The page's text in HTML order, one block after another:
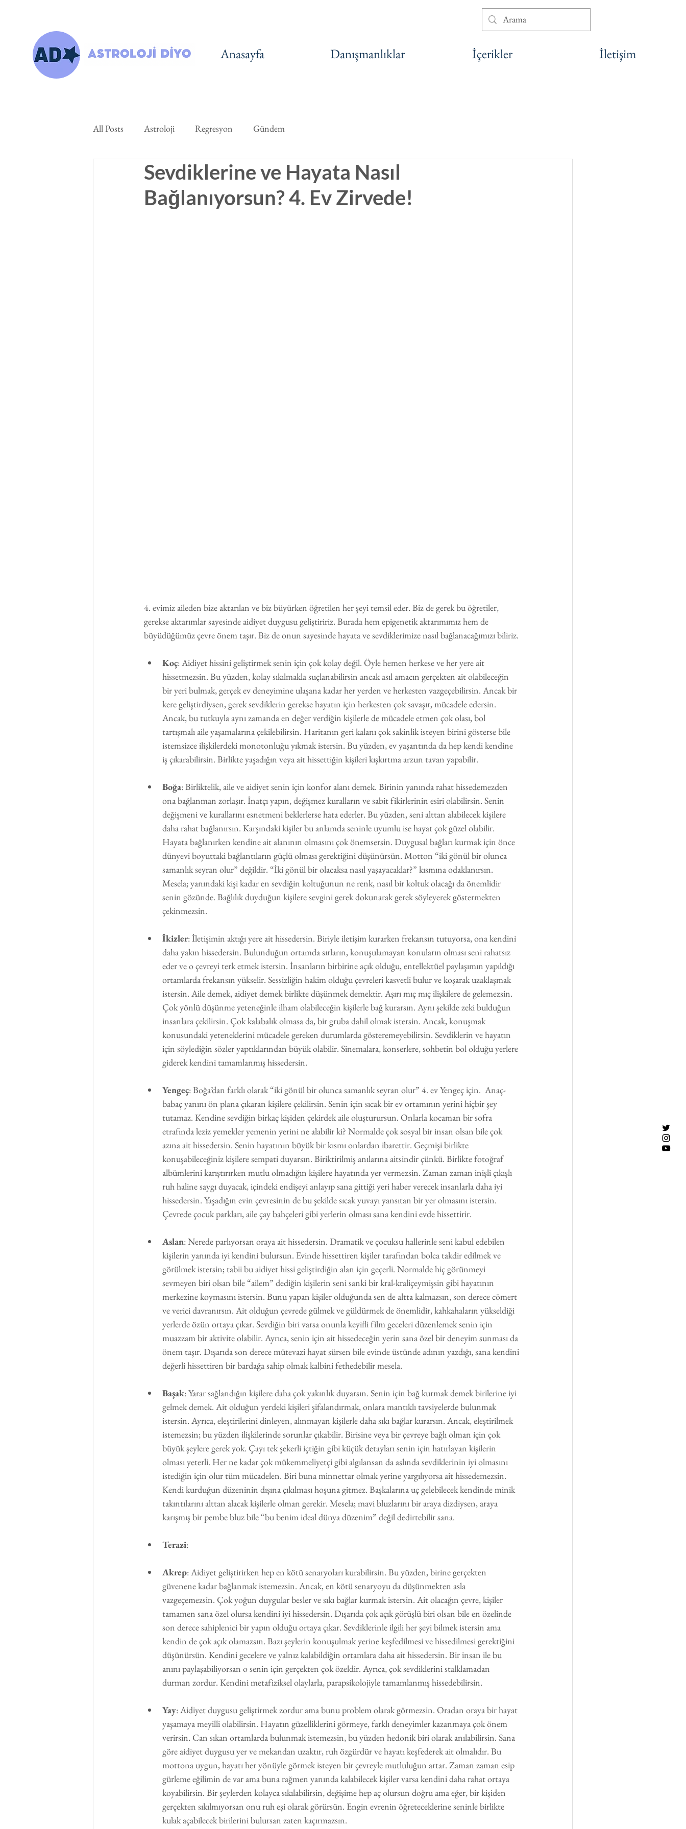
Anasayfa Danışmanlıklar İçerikler İletişim
All Posts Astroloji Regresyon Gündem
Sevdiklerine ve Hayata Nasıl
Bağlanıyorsun? 4. Ev Zirvede!
4. evimiz aileden bize aktarılan ve biz büyürken öğretilen her şeyi temsil eder. Biz de gerek bu öğretiler,
gerekse aktarımlar sayesinde aidiyet duygusu geliştiririz. Burada hem epigenetik aktarımımız hem de
büyüdüğümüz çevre önem taşır. Biz de onun sayesinde hayata ve sevdiklerimize nasıl bağlanacağımızı biliriz.
Koç: Aidiyet hissini geliştirmek senin için çok kolay değil. Öyle hemen herkese ve her yere ait
hissetmezsin. Bu yüzden, kolay sıkılmakla suçlanabilirsin ancak asıl amacın gerçekten ait olabileceğin
bir yeri bulmak, gerçek ev deneyimine ulaşana kadar her yerden ve herkesten vazgeçebilirsin. Ancak bir
kere geliştirdiysen, gerek sevdiklerin gerekse hayatın için herkesten çok savaşır, mücadele edersin.
Ancak, bu tutkuyla aynı zamanda en değer verdiğin kişilerle de mücadele etmen çok olası, bol
tartışmalı aile yaşamalarına çekilebilirsin. Haritanın geri kalanı çok sakinlik isteyen birini gösterse bile
istemsizce ilişkilerdeki monotonluğu yıkmak istersin. Bu yüzden, ev yaşantında da hep kendi kendine
iş çıkarabilirsin. Birlikte yaşadığın veya ait hissettiğin kişileri kışkırtma arzun tavan yapabilir.
Boğa: Birliktelik, aile ve aidiyet senin için konfor alanı demek. Birinin yanında rahat hissedemezden
ona bağlanman zorlaşır. İnatçı yapın, değişmez kuralların ve sabit fikirlerinin esiri olabilirsin. Senin
değişmeni ve kurallarını esnetmeni beklerlerse hata ederler. Bu yüzden, seni alttan alabilecek kişilere
daha rahat bağlanırsın. Karşındaki kişiler bu anlamda seninle uyumlu ise hayat çok güzel olabilir.
Hayata bağlanırken kendine ait alanının olmasını çok önemsersin. Duygusal bağları kurmak için önce
dünyevi boyuttaki bağlantıların güçlü olması gerektiğini düşünürsün. Motton “iki gönül bir olunca
samanlık seyran olur” değildir. “İki gönül bir olacaksa nasıl yaşayacaklar?” kısmına odaklanırsın.
Mesela; yanındaki kişi kadar en sevdiğin koltuğunun ne renk, nasıl bir koltuk olacağı da önemlidir
senin gözünde. Bağlılık duyduğun kişilere sevgini gerek dokunarak gerek söyleyerek göstermekten
çekinmezsin.
İkizler: İletişimin aktığı yere ait hissedersin. Biriyle iletişim kurarken frekansın tutuyorsa, ona kendini
daha yakın hissedersin. Bulunduğun ortamda sırların, konuşulamayan konuların olması seni rahatsız
eder ve o çevreyi terk etmek istersin. İnsanların birbirine açık olduğu, entellektüel paylaşımın yapıldığı
ortamlarda frekansın yükselir. Sessizliğin hakim olduğu çevreleri kasvetli bulur ve koşarak uzaklaşmak
istersin. Aile demek, aidiyet demek birlikte düşünmek demektir. Aşırı mıç mıç ilişkilere de gelemezsin.
Çok yönlü düşünme yeteneğinle ilham olabileceğin kişilerle bağ kurarsın. Aynı şekilde zeki bulduğun
insanlara çekilirsin. Çok kalabalık olmasa da, bir gruba dahil olmak istersin. Ancak, konuşmak
konusundaki yeteneklerini mücadele gereken durumlarda gösteremeyebilirsin. Sevdiklerin ve hayatın
için söylediğin sözler yaptıklarından büyük olabilir. Sinemalara, konserlere, sohbetin bol olduğu yerlere
giderek kendini tamamlanmış hissedersin.
Yengeç: Boğa’dan farklı olarak “iki gönül bir olunca samanlık seyran olur” 4. ev Yengeç için.  Anaç-
babaç yanını ön plana çıkaran kişilere çekilirsin. Senin için sıcak bir ev ortamının yerini hiçbir şey
tutamaz. Kendine sevdiğin birkaç kişiden çekirdek aile oluşturursun. Onlarla kocaman bir sofra
etrafında leziz yemekler yemenin yerini ne alabilir ki? Normalde çok sosyal bir insan olsan bile çok
azına ait hissedersin. Senin hayatının büyük bir kısmı onlardan ibarettir. Geçmişi birlikte
konuşabileceğiniz kişilere sempati duyarsın. Biriktirilmiş anılarına aitsindir çünkü. Birlikte fotoğraf
albümlerini karıştırırken mutlu olmadığın kişilere hayatında yer vermezsin. Zaman zaman inişli çıkışlı
ruh haline saygı duyacak, içindeki endişeyi anlayıp sana gittiği yeri haber verecek insanlarla daha iyi
hissedersin. Yaşadığın evin çevresinin de bu şekilde sıcak yuvayı yansıtan bir yer olmasını istersin.
Çevrede çocuk parkları, aile çay bahçeleri gibi yerlerin olması sana kendini evde hissettirir.
Aslan: Nerede parlıyorsan oraya ait hissedersin. Dramatik ve çocuksu hallerinle seni kabul edebilen
kişilerin yanında iyi kendini bulursun. Evinde hissettiren kişiler tarafından bolca takdir edilmek ve
görülmek istersin; tabii bu aidiyet hissi geliştirdiğin alan için geçerli. Normalde hiç görünmeyi
sevmeyen biri olsan bile “ailem” dediğin kişilerin seni sanki bir kral-kraliçeymişsin gibi hayatının
merkezine koymasını istersin. Bunu yapan kişiler olduğunda sen de altta kalmazsın, son derece cömert
ve verici davranırsın. Ait olduğun çevrede gülmek ve güldürmek de önemlidir, kahkahaların yükseldiği
yerlerde özün ortaya çıkar. Sevdiğin biri varsa onunla keyifli film geceleri düzenlemek senin için
muazzam bir aktivite olabilir. Ayrıca, senin için ait hissedeceğin yerin sana özel bir deneyim sunması da
önem taşır. Dışarıda son derece mütevazi hayat sürsen bile evinde üstünde adının yazdığı, sana kendini
değerli hissettiren bir bardağa sahip olmak kalbini fethedebilir mesela.
Başak: Yarar sağlandığın kişilere daha çok yakınlık duyarsın. Senin için bağ kurmak demek birilerine iyi
gelmek demek. Ait olduğun yerdeki kişileri şifalandırmak, onlara mantıklı tavsiyelerde bulunmak
istersin. Ayrıca, eleştirilerini dinleyen, alınmayan kişilerle daha sıkı bağlar kurarsın. Ancak, eleştirilmek
istemezsin; bu yüzden ilişkilerinde sorunlar çıkabilir. Birisine veya bir çevreye bağlı olman için çok
büyük şeylere gerek yok. Çayı tek şekerli içtiğin gibi küçük detayları senin için hatırlayan kişilerin
olması yeterli. Her ne kadar çok mükemmeliyetçi gibi algılansan da aslında sevdiklerinin iyi olmasını
istediğin için olur tüm mücadelen. Biri buna minnettar olmak yerine yargılıyorsa ait hissedemezsin.
Kendi kurduğun düzeninin dışına çıkılması hoşuna gitmez. Başkalarına uç gelebilecek kendinde minik
takıntılarını alttan alacak kişilerle olman gerekir. Mesela; mavi bluzlarını bir araya dizdiysen, araya
karışmış bir pembe bluz bile “bu benim ideal dünya düzenim” değil dedirtebilir sana.
Terazi:
Akrep: Aidiyet geliştirirken hep en kötü senaryoları kurabilirsin. Bu yüzden, birine gerçekten
güvenene kadar bağlanmak istemezsin. Ancak, en kötü senaryoyu da düşünmekten asla
vazgeçemezsin. Çok yoğun duygular besler ve sıkı bağlar kurmak istersin. Ait olacağın çevre, kişiler
tamamen sana özel olursa kendini iyi hissedersin. Dışarıda çok açık görüşlü biri olsan bile en özelinde
son derece sahiplenici bir yapın olduğu ortaya çıkar. Sevdiklerinle ilgili her şeyi bilmek istersin ama
kendin de çok açık olamazsın. Bazı şeylerin konuşulmak yerine keşfedilmesi ve hissedilmesi gerektiğini
düşünürsün. Kendini gecelere ve yalnız kalabildiğin ortamlara daha ait hissedersin. Bir insan ile bu
anını paylaşabiliyorsan o senin için gerçekten çok özeldir. Ayrıca, çok sevdiklerini stalklamadan
durman zordur. Kendini metafiziksel olaylarla, parapsikolojiyle tamamlanmış hissedebilirsin.
Yay: Aidiyet duygusu geliştirmek zordur ama bunu problem olarak görmezsin. Oradan oraya bir hayat
yaşamaya meyilli olabilirsin. Hayatın güzelliklerini görmeye, farklı deneyimler kazanmaya çok önem
verirsin. Can sıkan ortamlarda bulunmak istemezsin, bu yüzden hedonik biri olarak anılabilirsin. Sana
göre aidiyet duygusu yer ve mekandan uzaktır, ruh özgürdür ve hayatı keşfederek ait olmalıdır. Bu
mottona uygun, hayatı her yönüyle görmek isteyen bir çevreyle mutluluğun artar. Zaman zaman esip
gürleme eğilimin de var ama buna rağmen yanında kalabilecek kişiler varsa kendini daha rahat ortaya
koyabilirsin. Bir şeylerden kolayca sıkılabilirsin, değişime hep aç olursun doğru ama eğer, bir kişiden
gerçekten sıkılmıyorsan onu ruh eşi olarak görürsün. Engin evrenin öğreteceklerine seninle birlikte
kulak açabilecek birilerini bulursan zaten kaçırmazsın.